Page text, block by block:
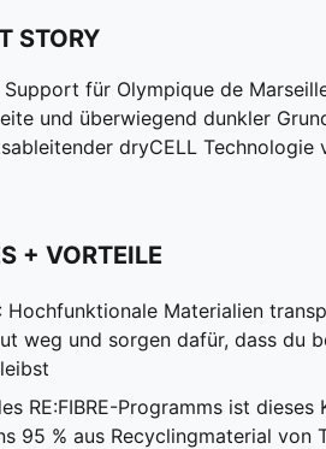
STORY
Support für Olympique de
und überwiegend dunkler
dryCELL
+ VORTEILE
Hochfunktionale Materialien
weg und sorgen dafür, dass du
RE:FIBRE-Programms ist dieses
95 % aus Recyclingmaterial von